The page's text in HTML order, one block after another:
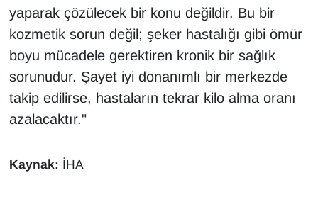
yaparak çözülecek bir konu değildir. Bu bir
kozmetik sorun değil; şeker hastalığı gibi ömür
boyu mücadele gerektiren kronik bir sağlık
sorunudur. Şayet iyi donanımlı bir merkezde
takip edilirse, hastaların tekrar kilo alma oranı
azalacaktır."
Kaynak: İHA